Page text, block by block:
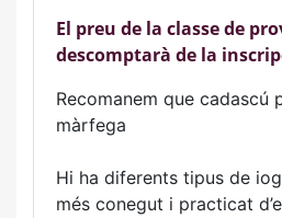
El preu de la classe de
descomptarà de la
Recomanem que cadascú
màrfega
Hi ha diferents tipus de
més conegut i practicat